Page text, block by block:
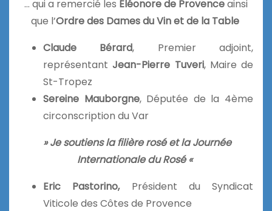
… qui a remercié les Éléonore de Provenceainsi
que l’Ordre des Dames du Vin et de la Table
Claude Bérard, Premier adjoint,
représentantJean-Pierre Tuveri, Maire de
St-Tropez
Sereine Mauborgne, Députée de la 4ème
circonscription du Var
» Je soutiens la filière rosé et la Journée
Internationale du Rosé «
Eric Pastorino, Président du Syndicat
Viticole des Côtes de Provence